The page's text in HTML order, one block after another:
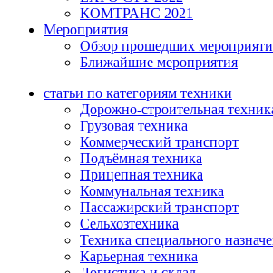
КОМТРАНС 2021
Мероприятия
Обзор прошедших
Ближайшие мероприятия
статьи по категориям техники
Дорожно-строительная
Грузовая техника
Коммерческий транспорт
Подъёмная техника
Прицепная техника
Коммунальная техника
Пассажирский транспорт
Сельхозтехника
Техника специального
Карьерная техника